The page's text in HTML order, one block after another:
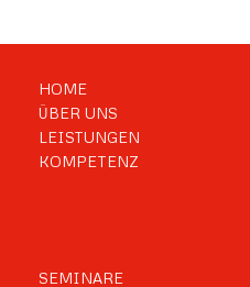
HOME
ÜBER UNS
LEISTUNGEN
KOMPETENZ
SEMINARE